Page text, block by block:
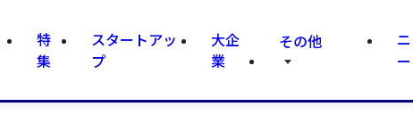
特
集
スタートアッ
プ
大企
業
その他
ー